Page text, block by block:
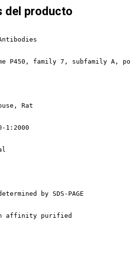
del producto
P450, family 7, subfamily A,
Rat
1:2000
by SDS-PAGE
affinity purified